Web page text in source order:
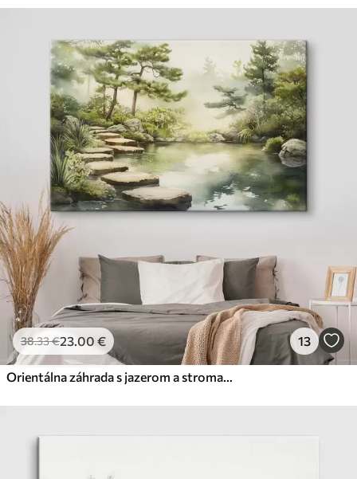
38.33€23.00 € 13
Orientálna záhrada s jazerom a stromami, príroda, akvarel